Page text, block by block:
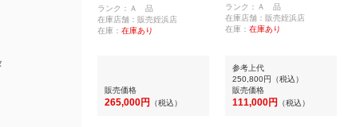
ランク：Ａ 品
在庫店舗：販売姪浜店
在庫： 在庫あり
販売価格
265,000円 （税込）
ランク：Ａ 品
在庫店舗：販売姪浜店
在庫： 在庫あり
参考上代
250,800円 （税込）
販売価格
111,000円 （税込）